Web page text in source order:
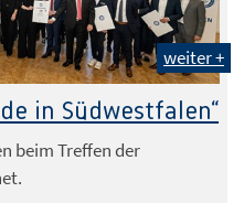
weiter +
in Südwestfalen“
beim Treffen der